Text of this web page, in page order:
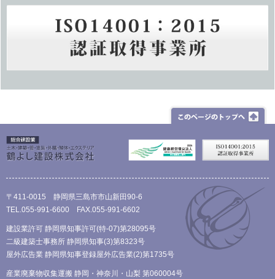
〒411-0015 静岡県三島市市山新田90-6
TEL.055-991-6600 FAX.055-991-6602
建設業許可 静岡県知事許可(特-07)第28095号
二級建築士事務所 静岡県知事(3)第8323号
屋外広告業 静岡県知事登録屋外広告業(2)第1735号
産業廃棄物収集運搬 静岡・神奈川・山梨 第060004号